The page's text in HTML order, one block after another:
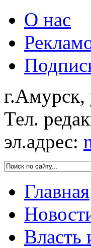
О нас
г.Амурск,
Тел.
эл.адрес:
Главная
Власть